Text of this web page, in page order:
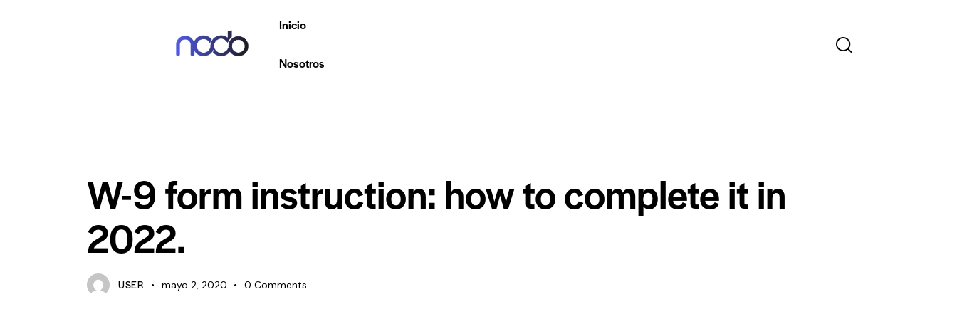
Inicio
Nosotros
W-9 form instruction: how to complete it in
2022.
USER mayo 2, 2020 0 Comments